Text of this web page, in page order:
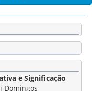
e Significação
Domingos